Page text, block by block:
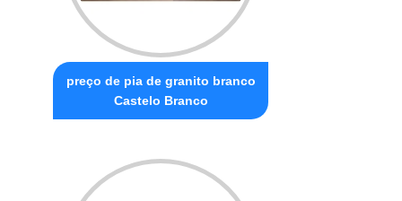
preço de pia de granito branco
Castelo Branco